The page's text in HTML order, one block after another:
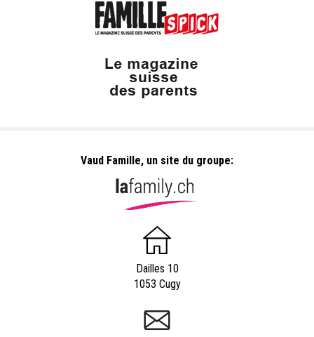
Vaud Famille, un site du groupe:
Dailles 10
1053 Cugy